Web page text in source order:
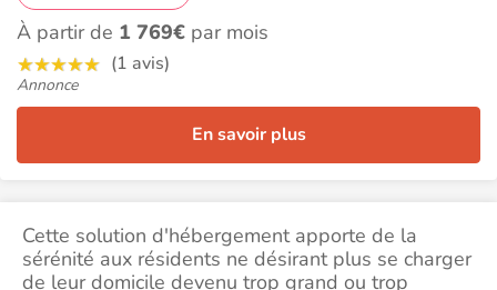
À partir de 1 769€ par mois
(1 avis)
Annonce
En savoir plus
Cette solution d'hébergement apporte de la
sérénité aux résidents ne désirant plus se charger
de leur domicile devenu trop grand ou trop